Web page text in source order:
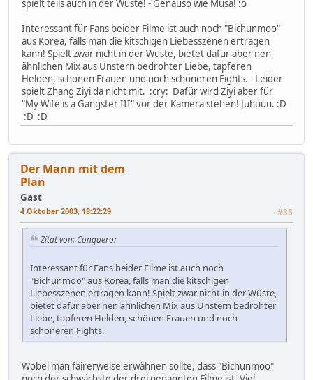
spielt teils auch in der Wüste! - Genauso wie Musa! :o
Interessant für Fans beider Filme ist auch noch "Bichunmoo"
aus Korea, falls man die kitschigen Liebesszenen ertragen
kann! Spielt zwar nicht in der Wüste, bietet dafür aber nen
ähnlichen Mix aus Unstern bedrohter Liebe, tapferen
Helden, schönen Frauen und noch schöneren Fights. - Leider
spielt Zhang Ziyi da nicht mit. :cry: Dafür wird Ziyi aber für
"My Wife is a Gangster III" vor der Kamera stehen! Juhuuu. :D
:D :D
Der Mann mit dem
Plan
Gast
4 Oktober 2003, 18:22:29 #35
Zitat von: Conqueror
Interessant für Fans beider Filme ist auch noch
"Bichunmoo" aus Korea, falls man die kitschigen
Liebesszenen ertragen kann! Spielt zwar nicht in der Wüste,
bietet dafür aber nen ähnlichen Mix aus Unstern bedrohter
Liebe, tapferen Helden, schönen Frauen und noch
schöneren Fights.
Wobei man fairerweise erwähnen sollte, dass "Bichunmoo"